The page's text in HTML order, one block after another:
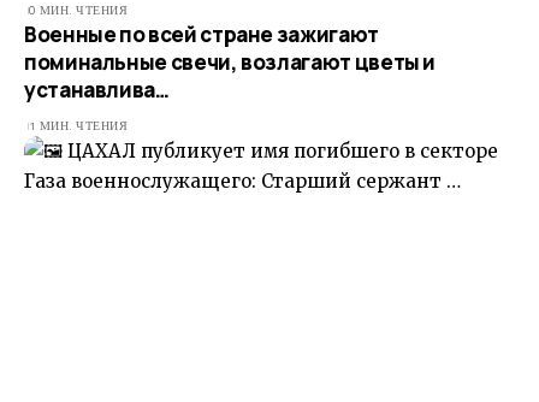
0 МИН. ЧТЕНИЯ
Военные по всей стране зажигают
поминальные свечи, возлагают цветы и
устанавлива…
1 МИН. ЧТЕНИЯ